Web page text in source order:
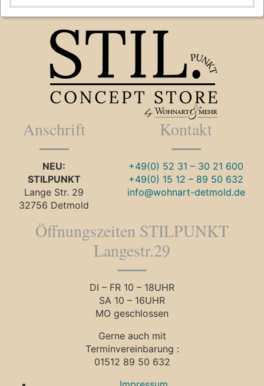
Anschrift
NEU:
STILPUNKT
Lange Str. 29
32756 Detmold
Kontakt
+49(0) 52 31 – 30 21 600
+49(0) 15 12 – 89 50 632
info@wohnart-detmold.de
Öffnungszeiten STILPUNKT
Langestr.29
DI – FR 10 – 18UHR
SA 10 – 16UHR
MO geschlossen
Gerne auch mit
Terminvereinbarung :
01512 89 50 632